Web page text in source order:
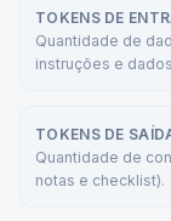
TOKENS DE
Quantidade de
instruções e
TOKENS DE
Quantidade de
notas e checklist).